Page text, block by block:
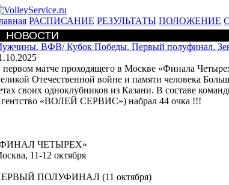
РАСПИСАНИЕ РЕЗУЛЬТАТЫ ПОЛОЖЕНИЕ
НОВОСТИ
ВФВ/Кубок Победы. Первый полуфинал.
матче проходящего в Москве «Финала
Отечественной войне и памяти человека
своих одноклубников из Казани. В составе
«ВОЛЕЙ СЕРВИС») набрал 44 очка !!!
ЧЕТЫРЕХ»
11-12 октября
ПОЛУФИНАЛ (11 октября)